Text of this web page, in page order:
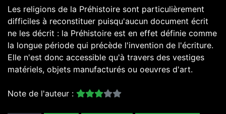
Les religions de la Préhistoire sont particulièrement
difficiles à reconstituer puisqu'aucun document écrit
ne les décrit : la Préhistoire est en effet définie comme
la longue période qui précède l'invention de l'écriture.
Elle n'est donc accessible qu'à travers des vestiges
matériels, objets manufacturés ou oeuvres d'art.
Note de l'auteur :